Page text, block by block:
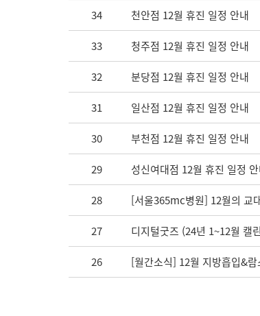
34 천안점 12월 휴진 일정 안내
33 청주점 12월 휴진 일정 안내
32 분당점 12월 휴진 일정 안내
31 일산점 12월 휴진 일정 안내
30 부천점 12월 휴진 일정 안내
29 성신여대점 12월 휴진 일정
28 [서울365mc병원] 12월의 교
27 디지털굿즈 (24년 1~12월 캘
26 [월간소식] 12월 지방흡입&